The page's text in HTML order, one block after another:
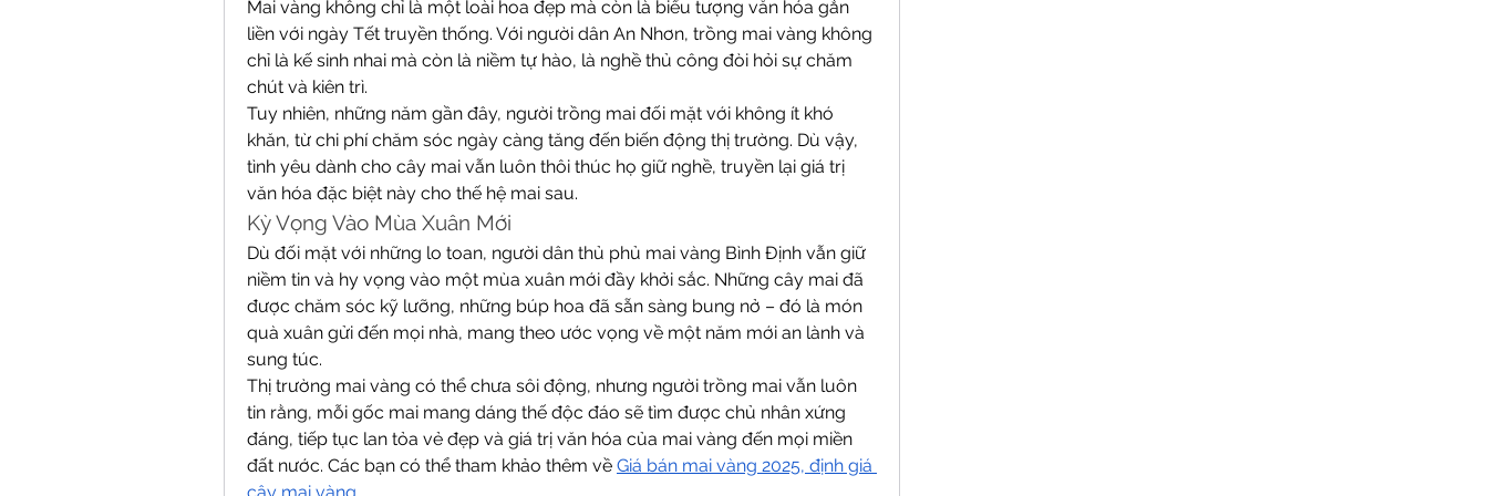
Mai vàng không chỉ là một loài hoa đẹp mà còn là biểu tượng văn hóa gắn
liền với ngày Tết truyền thống. Với người dân An Nhơn, trồng mai vàng không
chỉ là kế sinh nhai mà còn là niềm tự hào, là nghề thủ công đòi hỏi sự chăm
chút và kiên trì.
Tuy nhiên, những năm gần đây, người trồng mai đối mặt với không ít khó
khăn, từ chi phí chăm sóc ngày càng tăng đến biến động thị trường. Dù vậy,
tình yêu dành cho cây mai vẫn luôn thôi thúc họ giữ nghề, truyền lại giá trị
văn hóa đặc biệt này cho thế hệ mai sau.
Kỳ Vọng Vào Mùa Xuân Mới
Dù đối mặt với những lo toan, người dân thủ phủ mai vàng Bình Định vẫn giữ
niềm tin và hy vọng vào một mùa xuân mới đầy khởi sắc. Những cây mai đã
được chăm sóc kỹ lưỡng, những búp hoa đã sẵn sàng bung nở – đó là món
quà xuân gửi đến mọi nhà, mang theo ước vọng về một năm mới an lành và
sung túc.
Thị trường mai vàng có thể chưa sôi động, nhưng người trồng mai vẫn luôn
tin rằng, mỗi gốc mai mang dáng thế độc đáo sẽ tìm được chủ nhân xứng
đáng, tiếp tục lan tỏa vẻ đẹp và giá trị văn hóa của mai vàng đến mọi miền
đất nước. Các bạn có thể tham khảo thêm về Giá bán mai vàng 2025, định giá